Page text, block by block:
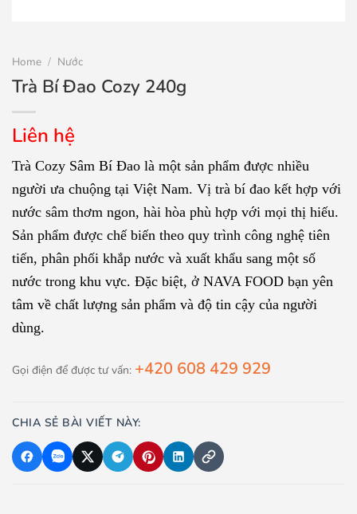
Home / Nước
Trà Bí Đao Cozy 240g
Liên hệ
Trà Cozy Sâm Bí Đao là một sản phẩm được nhiều
người ưa chuộng tại Việt Nam. Vị trà bí đao kết hợp với
nước sâm thơm ngon, hài hòa phù hợp với mọi thị hiếu.
Sản phẩm được chế biến theo quy trình công nghệ tiên
tiến, phân phối khắp nước và xuất khẩu sang một số
nước trong khu vực. Đặc biệt, ở NAVA FOOD bạn yên
tâm về chất lượng sản phẩm và độ tin cậy của người
dùng.
Gọi điện để được tư vấn: +420 608 429 929
CHIA SẺ BÀI VIẾT NÀY: